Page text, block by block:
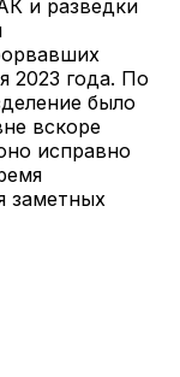
и разведки
2023 года. По
было
вскоре
исправно
заметных